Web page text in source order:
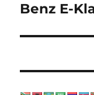
Beitrag:
Benz E-